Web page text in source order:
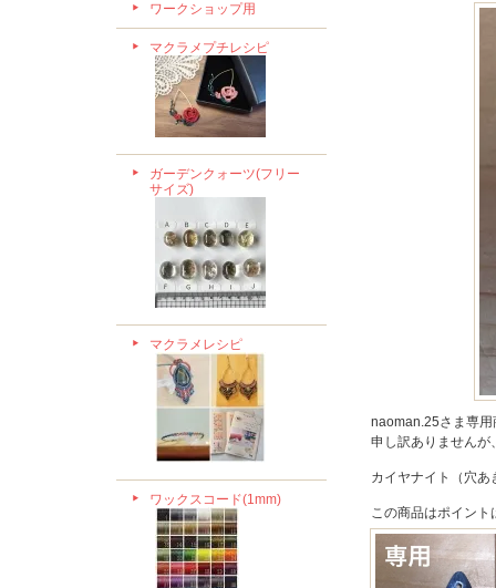
ワークショップ用
マクラメプチレシピ
ガーデンクォーツ(フリー
サイズ)
マクラメレシピ
ワックスコード(1mm)
naoman.25さま専
申し訳ありませんが
カイヤナイト（穴
この商品はポイント